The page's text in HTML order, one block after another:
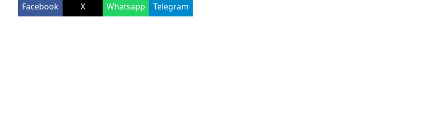
Facebook X Whatsapp Telegram